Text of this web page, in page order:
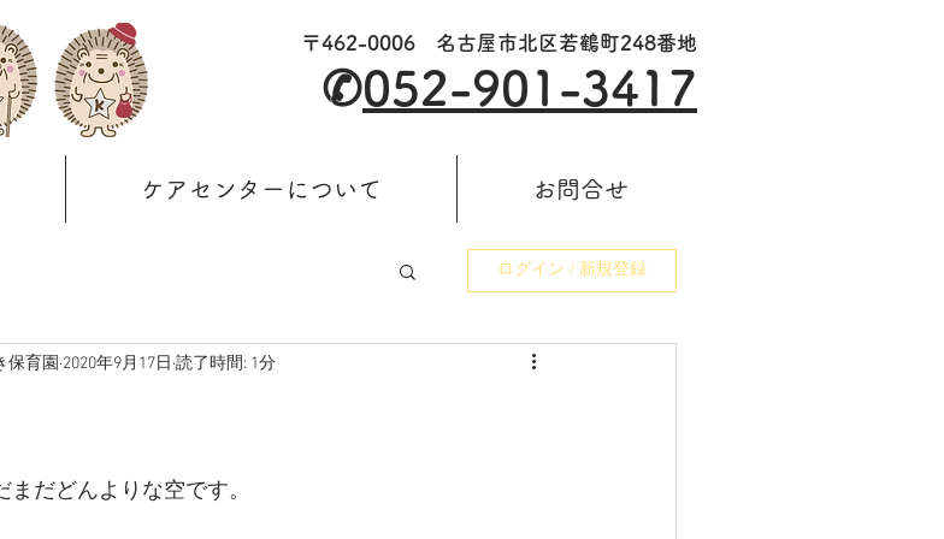
〒462-0006 名古屋市北区若鶴町248番地
✆052-901-3417
ケアセンターについて お問合せ
ログイン / 新規登録
保育園 2020年9月17日 読了時間: 1分
だどんよりな空です。